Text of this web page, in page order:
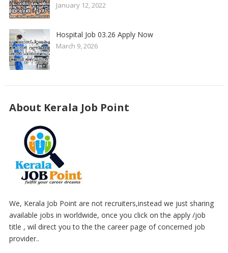
January 12, 2022
Hospital Job 03.26 Apply Now
March 9, 2026
About Kerala Job Point
We, Kerala Job Point are not recruiters,instead we just sharing
available jobs in worldwide, once you click on the apply /job
title , wil direct you to the the career page of concerned job
provider..